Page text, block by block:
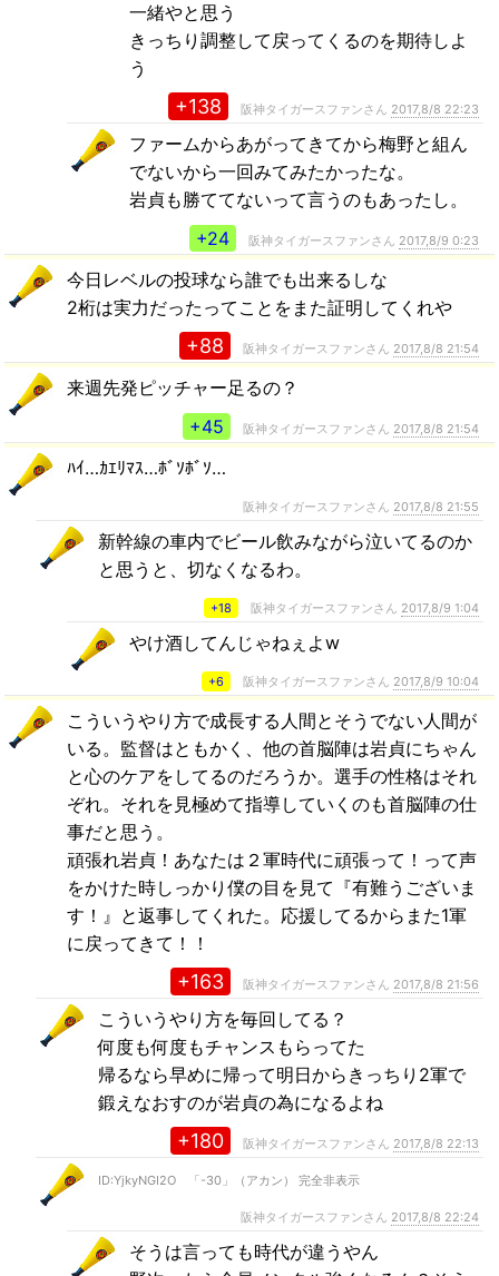
一緒やと思う
きっちり調整して戻ってくるのを期待しよ
う
+138 阪神タイガースファンさん 2017,8/8 22:23
ファームからあがってきてから梅野と組ん
でないから一回みてみたかったな。
岩貞も勝ててないって言うのもあったし。
+24
阪神タイガースファンさん 2017,8/9 0:23
今日レベルの投球なら誰でも出来るしな
2桁は実力だったってことをまた証明してくれや
+88 阪神タイガースファンさん 2017,8/8 21:54
来週先発ピッチャー足るの？
+45
阪神タイガースファンさん 2017,8/8 21:54
ﾊｲ…ｶｴﾘﾏｽ…ﾎﾞｿﾎﾞｿ…
阪神タイガースファンさん 2017,8/8 21:55
新幹線の車内でビール飲みながら泣いてるのか
と思うと、切なくなるわ。
+18 阪神タイガースファンさん 2017,8/9 1:04
やけ酒してんじゃねぇよw
+6 阪神タイガースファンさん 2017,8/9 10:04
こういうやり方で成長する人間とそうでない人間が
いる。監督はともかく、他の首脳陣は岩貞にちゃん
と心のケアをしてるのだろうか。選手の性格はそれ
ぞれ。それを見極めて指導していくのも首脳陣の仕
事だと思う。
頑張れ岩貞！あなたは２軍時代に頑張って！って声
をかけた時しっかり僕の目を見て『有難うございま
す！』と返事してくれた。応援してるからまた1軍
に戻ってきて！！
+163 阪神タイガースファンさん 2017,8/8 21:56
こういうやり方を毎回してる？
何度も何度もチャンスもらってた
帰るなら早めに帰って明日からきっちり2軍で
鍛えなおすのが岩貞の為になるよね
+180 阪神タイガースファンさん 2017,8/8 22:13
ID:YjkyNGI2O 「-30」（アカン） 完全非表示
阪神タイガースファンさん 2017,8/8 22:24
そうは言っても時代が違うやん